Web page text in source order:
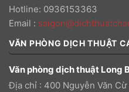
Hotline: 0936153363
Email :
VĂN PHÒNG DỊCH THUẬT
Văn phòng dịch thuật Long
Địa chỉ : 400 Nguyễn Văn